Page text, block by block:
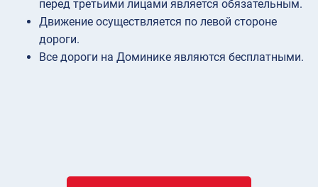
перед третьими лицами является обязательным.
Движение осуществляется по левой стороне
дороги.
Все дороги на Доминике являются бесплатными.